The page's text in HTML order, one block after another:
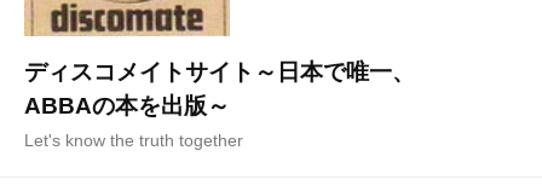
ディスコメイトサイト～日本で唯一、
ABBAの本を出版～
Let's know the truth together